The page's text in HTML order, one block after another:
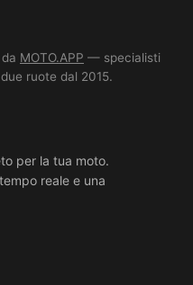
MOTO.APP — specialisti
ruote dal 2015.
per la tua moto.
reale e una